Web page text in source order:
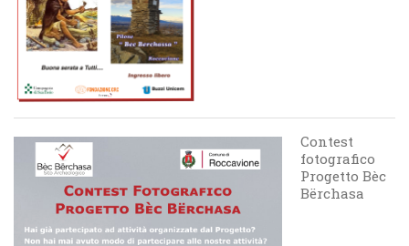
Contest
fotografico
Progetto Bèc
Bërchasa